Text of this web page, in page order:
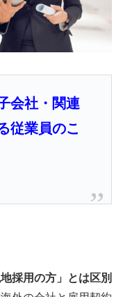
会社・関連
従業員のこ
地採用の方」とは区別